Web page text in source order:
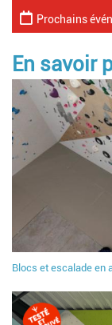
Prochains
En savoir
Blocs et escalade en